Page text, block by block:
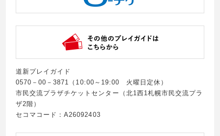
道新プレイガイド
0570－00－3871（10:00～19:00 火曜日定休）
市民交流プラザチケットセンター（北1西1札幌市民交流プラ
ザ2階）
セコマコード：A26092403